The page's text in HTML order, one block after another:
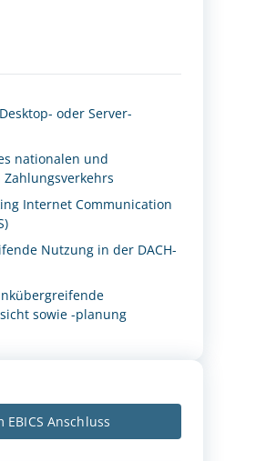
oder Server-
nationalen und
Internet Communication
Nutzung in der DACH-
sowie -planung
EBICS Anschluss